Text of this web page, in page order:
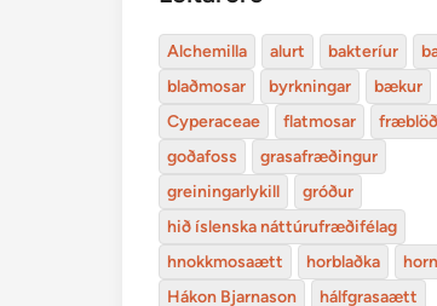
Alchemilla alurt bakteríur
blaðmosar
byrkningar bækur
Cyperaceae
flatmosar fræblöð
goðafoss
grasafræðingur
greiningarlykill
gróður
hið íslenska náttúrufræðifélag
hnokkmosaætt
horblaðka
Hákon Bjarnason
hálfgrasaætt